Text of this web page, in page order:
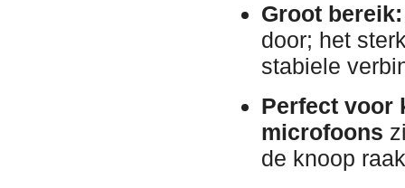
Groot bereik:
door; het
stabiele
Perfect voor
microfoons
de knoop